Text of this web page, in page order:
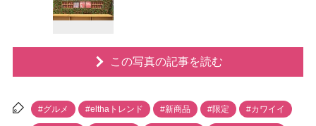
この写真の記事を読む
#グルメ #elthaトレンド #新商品 #限定 #カワイイ